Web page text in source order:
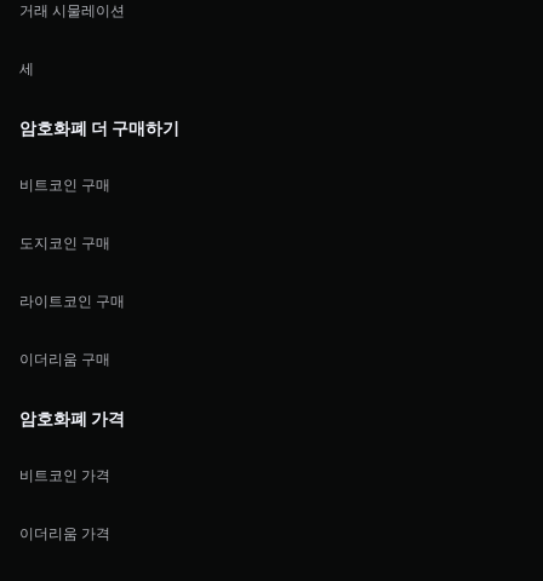
거래 시물레이션
세
암호화폐 더 구매하기
비트코인 구매
도지코인 구매
라이트코인 구매
이더리움 구매
암호화폐 가격
비트코인 가격
이더리움 가격